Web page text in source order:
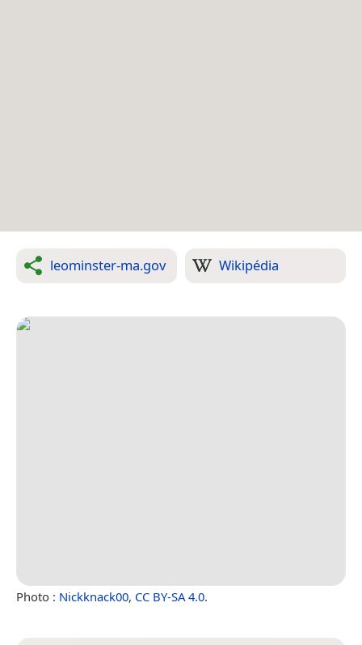
leominster-ma.gov Wikipédia
Photo : Nickknack00, CC BY-SA 4.0.